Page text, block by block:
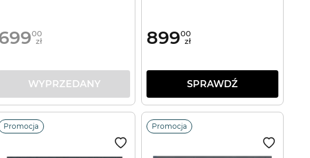
00
zł
WYPRZEDANY
89900
zł
SPRAWDŹ
Promocja Promocja